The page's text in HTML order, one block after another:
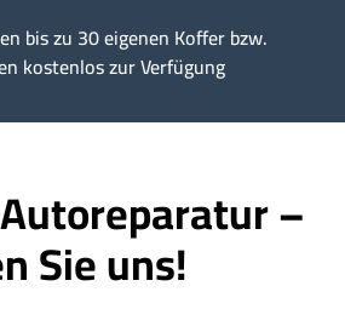
bis zu 30 eigenen Koffer bzw.
kostenlos zur Verfügung
–
Sie uns!